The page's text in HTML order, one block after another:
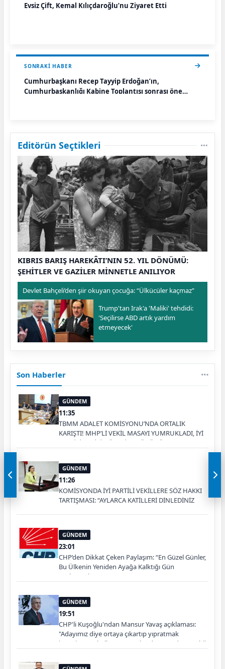
Evsiz Çift, Kemal Kılıçdaroğlu’nu Ziyaret Etti
SONRAKI HABER
Cumhurbaşkanı Recep Tayyip Erdoğan’ın,
Cumhurbaşkanlığı Kabine Toplantısı sonrası öne
Editörün Seçtikleri
KIBRIS BARIŞ HAREKÂTI’NIN 52. YIL DÖNÜMÜ:
ŞEHİTLER VE GAZİLER MİNNETLE ANILIYOR
Devlet Bahçeli’den şiir okuyan çocuğa: “Ülkücüler kaçmaz”
Trump'tan Irak'a 'Maliki' tehdidi:
'Seçilirse ABD artık yardım
etmeyecek'
Son Haberler
GÜNDEM
11:35
TBMM ADALET KOMİSYONU’NDA ORTALIK
KARIŞTI! MHP’Lİ VEKİL MASAYI YUMRUKLADI, İYİ
PARTİLİ VEKİLİN ÜZERİNE YÜRÜDÜ
GÜNDEM
11:26
KOMİSYONDA İYİ PARTİLİ VEKİLLERE SÖZ HAKKI
TARTIŞMASI: “AYLARCA KATİLLERİ DİNLEDİNİZ
GÜNDEM
23:01
CHP’den Dikkat Çeken Paylaşım: “En Güzel Günler,
Bu Ülkenin Yeniden Ayağa Kalktığı Gün
Başlayacak”
GÜNDEM
19:51
CHP'li Kuşoğlu'ndan Mansur Yavaş açıklaması:
"Adayımız diye ortaya çıkartıp yıpratmak
istemiyoruz, halkın teveccühü devam ederse tabii